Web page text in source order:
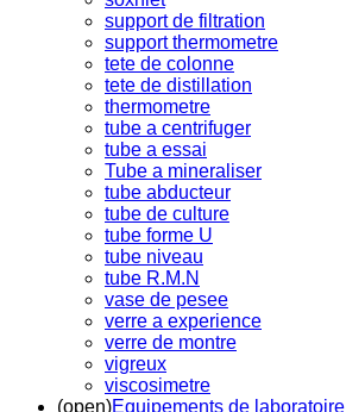
support de filtration
support thermometre
tete de colonne
tete de distillation
thermometre
tube a centrifuger
tube a essai
Tube a mineraliser
tube abducteur
tube de culture
tube forme U
tube niveau
tube R.M.N
vase de pesee
verre a experience
verre de montre
vigreux
viscosimetre
(open)Equipements de laboratoire